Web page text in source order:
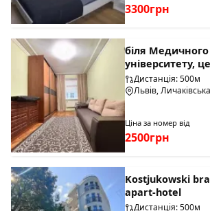
3300грн
біля Медичного
університету,
Дистанція: 500м
Львів,
Ціна за номер від
2500грн
Kostjukowski
apart-hotel
Дистанція: 500м